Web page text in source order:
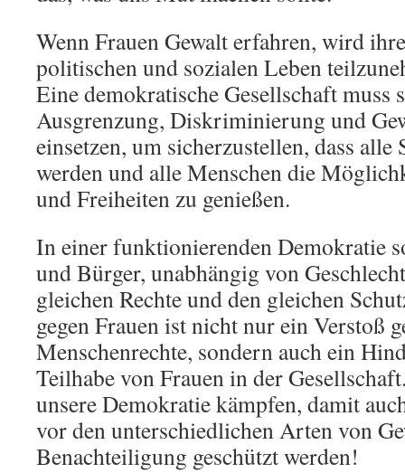
Wenn Frauen Gewalt erfahren, wird
politischen und sozialen Leben
Eine demokratische Gesellschaft muss
Ausgrenzung, Diskriminierung und
einsetzen, um sicherzustellen, dass alle
werden und alle Menschen die
und Freiheiten zu genießen.
In einer funktionierenden Demokratie
und Bürger, unabhängig von
gleichen Rechte und den gleichen
gegen Frauen ist nicht nur ein Verstoß
Menschenrechte, sondern auch ein
Teilhabe von Frauen in der
unsere Demokratie kämpfen, damit
vor den unterschiedlichen Arten von
Benachteiligung geschützt werden!